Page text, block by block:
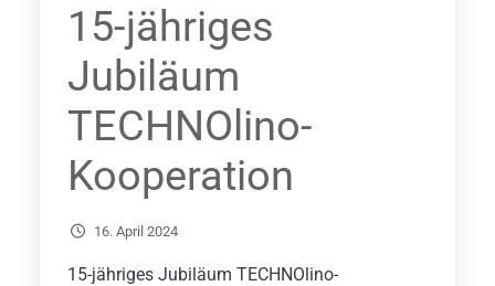
15-jähriges
Jubiläum
TECHNOlino-
Kooperation
16. April 2024
15-jähriges Jubiläum TECHNOlino-